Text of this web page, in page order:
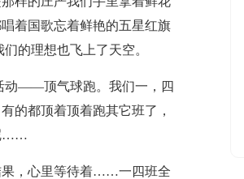
着国歌忘着鲜艳的五星红旗
的理想也飞上了天空。
动——顶气球跑。我们一，四
的都顶着顶着跑其它班了，
……
果，心里等待着……一四班全